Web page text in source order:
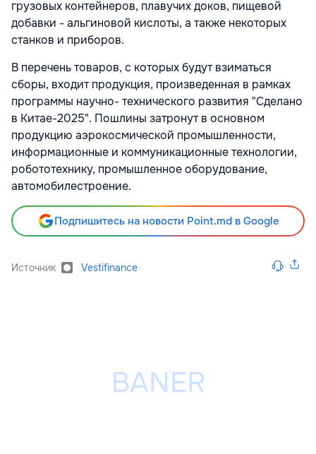
грузовых контейнеров, плавучих доков, пищевой
добавки - альгиновой кислоты, а также некоторых
станков и приборов.
В перечень товаров, с которых будут взиматься
сборы, входит продукция, произведенная в рамках
программы научно- технического развития "Сделано
в Китае-2025". Пошлины затронут в основном
продукцию аэрокосмической промышленности,
информационные и коммуникационные технологии,
робототехнику, промышленное оборудование,
автомобилестроение.
Подпишитесь на новости Point.md в Google
Источник Vestifinance